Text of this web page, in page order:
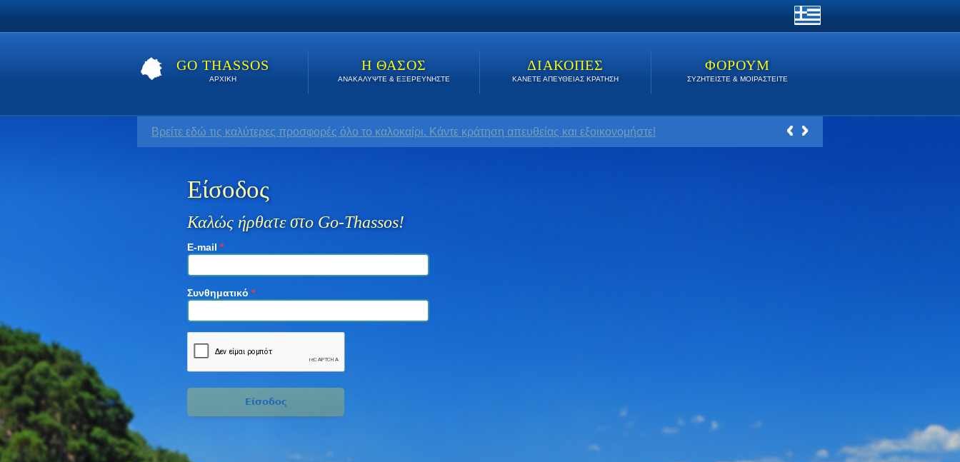
GO THASSOS
ΑΡΧΙΚΗ
Η ΘΑΣΟΣ
ΑΝΑΚΑΛΥΨΤΕ & ΕΞΕΡΕΥΝΗΣΤΕ
ΔΙΑΚΟΠΕΣ
ΚΑΝΕΤΕ ΑΠΕΥΘΕΙΑΣ ΚΡΑΤΗΣΗ
ΦΟΡΟΥΜ
ΣΥΖΗΤΕΙΣΤΕ & ΜΟΙΡΑΣΤΕΙΤΕ
Βρείτε εδώ τις καλύτερες προσφορές όλο το καλοκαίρι. Κάντε κράτηση απευθείας και εξοικονομήστε!
Είσοδος
Καλώς ήρθατε στο Go-Thassos!
E-mail *
Συνθηματικό *